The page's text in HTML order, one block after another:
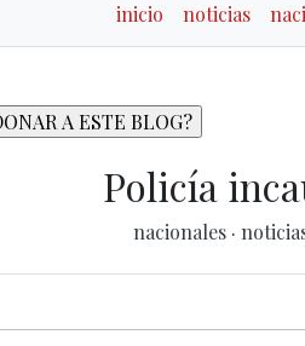
inicio noticias
Policía
nacionales ·